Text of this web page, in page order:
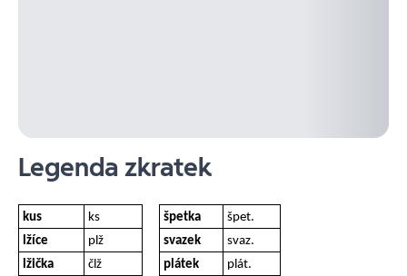
Legenda zkratek
kus ks špetka
špet.
lžíce
plž svazek
svaz.
lžička
člž plátek
plát.